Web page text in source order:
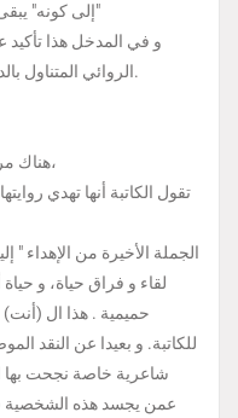
إلى كونه" يبقى دائما سرا يعذبنا و لا نجرؤ على البوح به"
و في المدخل هذا
الروائي المتناول بالدرس دون ان نقع في تصنيفه بالسيرذاتي.
هناك مراوحة بين الخاص و العام في هذا الإهداء،
تقول الكاتبة أنها تهدي
الجملة الأخيرة من الإهداء "
لقاء و فراق حياة، و
حميمية . هذا ال (أنت)
للكاتبة. و بعيدا عن النقد
شاعرية خاصة نجحت بها
عمن يجسد هذه الشخصية